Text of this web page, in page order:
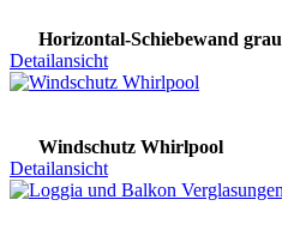
Horizontal-Schiebewand grau
Detailansicht
Windschutz Whirlpool
Detailansicht